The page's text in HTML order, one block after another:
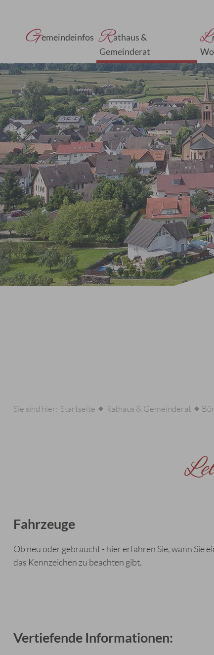
Gemeindeinfos Rathaus &
Gemeinderat
L
Sie sind hier: Startseite Rathaus & Gemeinderat
Fahrzeuge
Ob neu oder gebraucht - hier erfahren Sie, wann Sie
das Kennzeichen zu beachten gibt.
Vertiefende Informationen: